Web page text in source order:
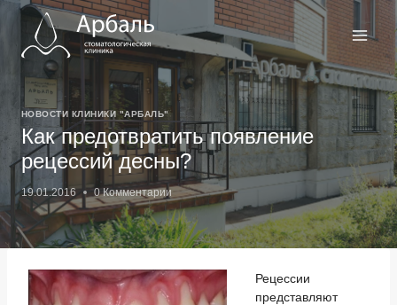
Перейти
содержимому
НОВОСТИ КЛИНИКИ "АРБАЛЬ"
Как предотвратить появление
рецессий десны?
19.01.2016 0 Комментарии
Рецессии
представляют